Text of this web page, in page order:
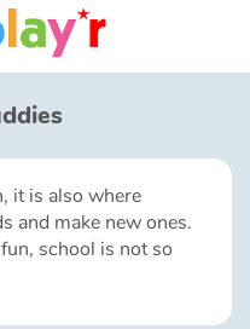
it is also where
and make new ones.
school is not so